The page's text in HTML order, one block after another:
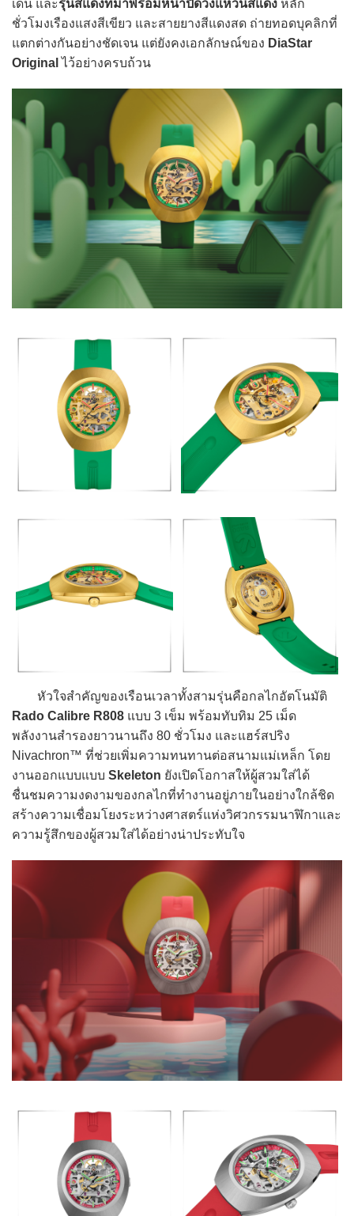
เด่น และรุ่นสีแดงที่มาพร้อมหน้าปัดวงแหวนสีแดง หลัก
ชั่วโมงเรืองแสงสีเขียว และสายยางสีแดงสด ถ่ายทอดบุคลิกที่
แตกต่างกันอย่างชัดเจน แต่ยังคงเอกลักษณ์ของ DiaStar
Original ไว้อย่างครบถ้วน
หัวใจสำคัญของเรือนเวลาทั้งสามรุ่นคือกลไกอัตโนมัติ
Rado Calibre R808 แบบ 3 เข็ม พร้อมทับทิม 25 เม็ด
พลังงานสำรองยาวนานถึง 80 ชั่วโมง และแฮร์สปริง
Nivachron™ ที่ช่วยเพิ่มความทนทานต่อสนามแม่เหล็ก โดย
งานออกแบบแบบ Skeleton ยังเปิดโอกาสให้ผู้สวมใส่ได้
ชื่นชมความงดงามของกลไกที่ทำงานอยู่ภายในอย่างใกล้ชิด
สร้างความเชื่อมโยงระหว่างศาสตร์แห่งวิศวกรรมนาฬิกาและ
ความรู้สึกของผู้สวมใส่ได้อย่างน่าประทับใจ